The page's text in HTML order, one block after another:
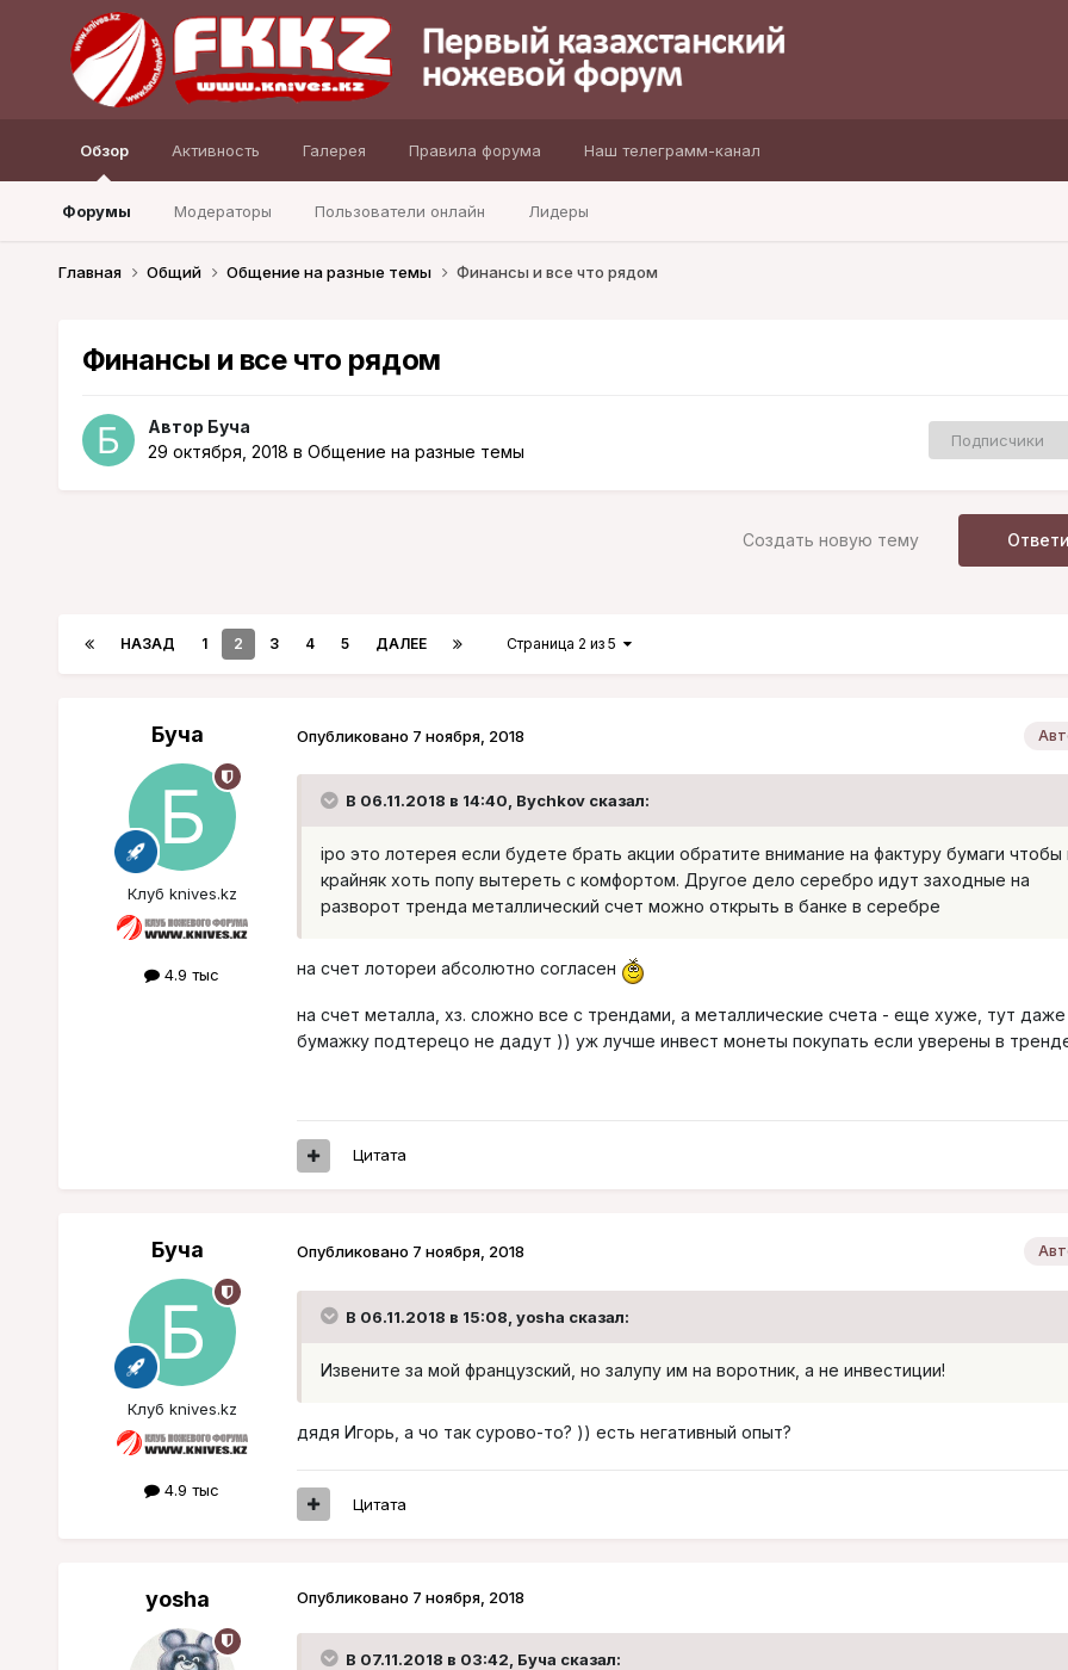
Обзор
Форумы Модераторы Пользователи онлайн Лидеры
Активность Галерея Правила форума Наш телеграмм-канал
Главная Общий Общение на разные темы Финансы и все что рядом
Финансы и все что рядом
Автор Буча
29 октября, 2018 в Общение на разные темы
Подписчики
Создать новую тему
НАЗАД 1 2 3 4 5 ДАЛЕЕ Страница 2 из 5
Буча
Клуб knives.kz
4.9 тыс
Опубликовано 7 ноября, 2018
В 06.11.2018 в 14:40, Bychkovсказал:
ipo это лотерея если будете брать акции обратите внимание на фактуру бумаги чтобы
крайняк хоть попу вытереть с комфортом. Другое дело серебро идут заходные на
разворот тренда металлический счет можно открыть в банке в серебре
на счет лотореи абсолютно согласен
на счет металла, хз. сложно все с трендами, а металлические счета - еще хуже, тут даже
бумажку подтерецо не дадут )) уж лучше инвест монеты покупать если уверены в
Цитата
Буча
Клуб knives.kz
4.9 тыс
Опубликовано 7 ноября, 2018
В 06.11.2018 в 15:08, yosha сказал:
Извените за мой французский, но залупу им на воротник, а не инвестиции!
дядя Игорь, а чо так сурово-то? )) есть негативный опыт?
Цитата
yosha Опубликовано 7 ноября, 2018
В 07.11.2018 в 03:42, Буча сказал: